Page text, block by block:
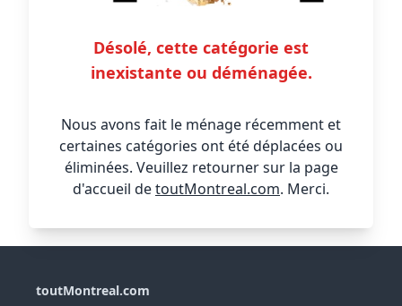
Désolé, cette catégorie est
inexistante ou déménagée.
Nous avons fait le ménage récemment et
certaines catégories ont été déplacées ou
éliminées. Veuillez retourner sur la page
d'accueil detoutMontreal.com. Merci.
toutMontreal.com